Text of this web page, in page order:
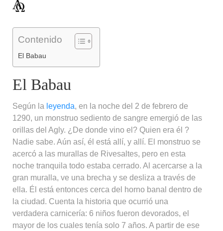
Contenido
El Babau
El Babau
Según la leyenda, en la noche del 2 de febrero de
1290, un monstruo sediento de sangre emergió de las
orillas del Agly. ¿De donde vino el? Quien era él ?
Nadie sabe. Aún así, él está allí, y allí. El monstruo se
acercó a las murallas de Rivesaltes, pero en esta
noche tranquila todo estaba cerrado. Al acercarse a la
gran muralla, ve una brecha y se desliza a través de
ella. Él está entonces cerca del horno banal dentro de
la ciudad. Cuenta la historia que ocurrió una
verdadera carnicería: 6 niños fueron devorados, el
mayor de los cuales tenía solo 7 años. A partir de ese